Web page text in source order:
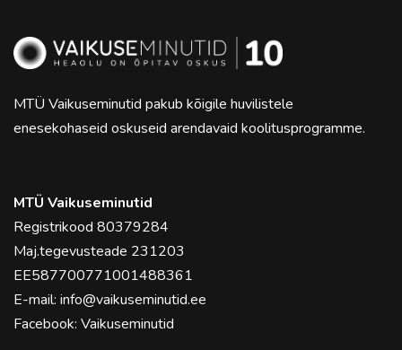
MTÜ Vaikuseminutid pakub kõigile huvilistele
enesekohaseid oskuseid arendavaid koolitusprogramme.
MTÜ Vaikuseminutid
Registrikood 80379284
Maj.tegevusteade 231203
EE587700771001488361
E-mail: info@vaikuseminutid.ee
Facebook: Vaikuseminutid